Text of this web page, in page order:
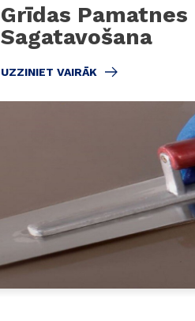
Grīdas Pamatnes
Sagatavošana
UZZINIET VAIRĀK